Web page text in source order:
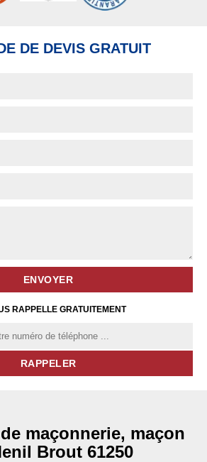
DE DEVIS GRATUIT
RAPPELLE GRATUITEMENT
maçonnerie, maçon
Brout 61250